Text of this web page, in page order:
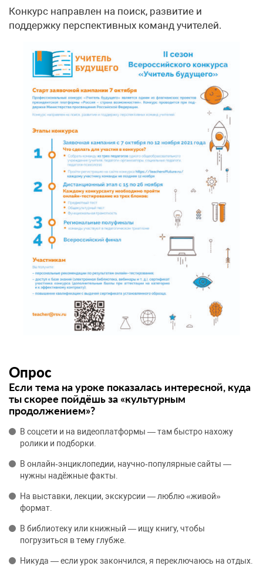
Конкурс направлен на поиск, развитие и
поддержку перспективных команд учителей.
Опрос
Если тема на уроке показалась интересной, куда
ты скорее пойдёшь за «культурным
продолжением»?
В соцсети и на видеоплатформы — там быстро нахожу
ролики и подборки.
В онлайн‑энциклопедии, научно‑популярные сайты —
нужны надёжные факты.
На выставки, лекции, экскурсии — люблю «живой»
формат.
В библиотеку или книжный — ищу книгу, чтобы
погрузиться в тему глубже.
Никуда — если урок закончился, я переключаюсь на отдых.